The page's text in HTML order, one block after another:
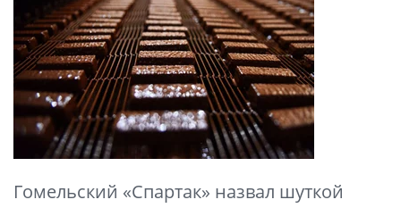
Гомельский «Спартак» назвал шуткой